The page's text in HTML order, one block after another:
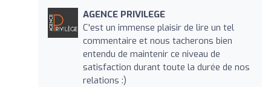
AGENCE PRIVILEGE
C'est un immense plaisir de lire un tel
commentaire et nous tacherons bien
entendu de maintenir ce niveau de
satisfaction durant toute la durée de nos
relations :)